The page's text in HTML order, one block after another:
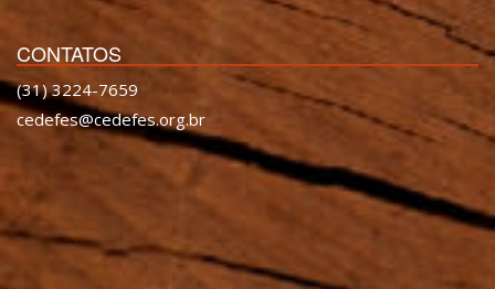
CONTATOS
(31) 3224-7659
cedefes@cedefes.org.br